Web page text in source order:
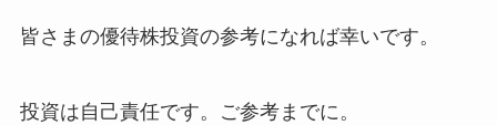
皆さまの優待株投資の参考になれば幸いです。
投資は自己責任です。ご参考までに。